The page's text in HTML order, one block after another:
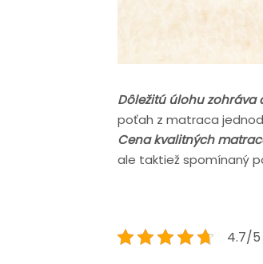
Dôležitú úlohu
poťah z matraca
Cena kvalitných
ale taktiež spomínaný
4.7/